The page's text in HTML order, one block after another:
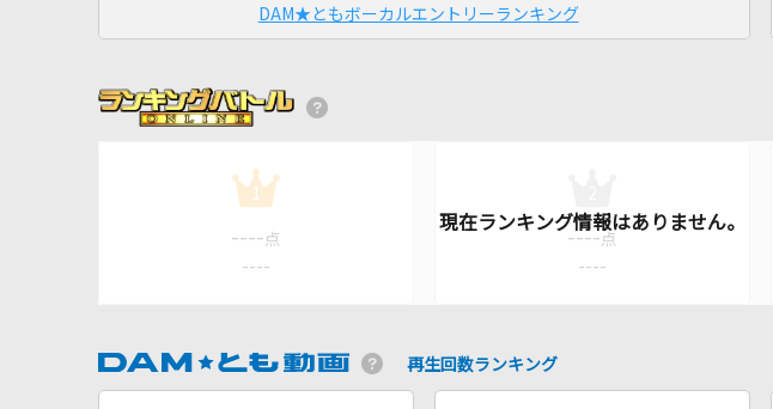
DAM★ともボーカルエントリーランキング
1
---- 点
----
---- 点
----
再生回数ランキング